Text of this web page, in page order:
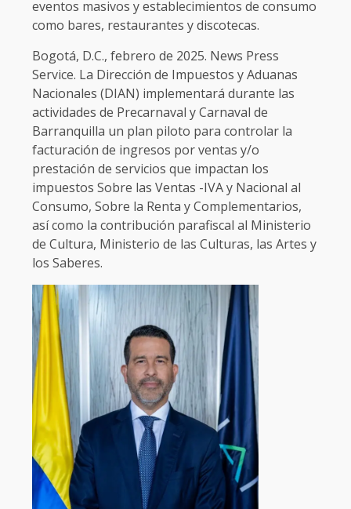
eventos masivos y establecimientos de consumo
como bares, restaurantes y discotecas.
Bogotá, D.C., febrero de 2025. News Press
Service. La Dirección de Impuestos y Aduanas
Nacionales (DIAN) implementará durante las
actividades de Precarnaval y Carnaval de
Barranquilla un plan piloto para controlar la
facturación de ingresos por ventas y/o
prestación de servicios que impactan los
impuestos Sobre las Ventas -IVA y Nacional al
Consumo, Sobre la Renta y Complementarios,
así como la contribución parafiscal al Ministerio
de Cultura, Ministerio de las Culturas, las Artes y
los Saberes.